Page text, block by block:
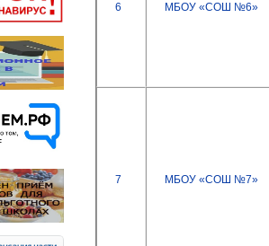
6 МБОУ «СОШ №6»
7 МБОУ «СОШ №7»